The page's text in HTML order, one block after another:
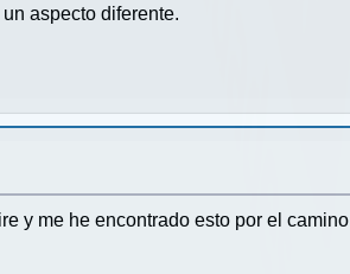
aspecto diferente.
y me he encontrado esto por el camino